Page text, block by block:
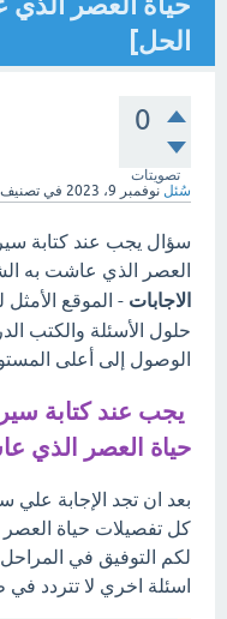
الحل]
0
تصويتات
سُئل نوفمبر 9، 2023 في تصنيف
سؤال يجب عند كتابة
العصر الذي عاشت به
الاجابات - الموقع الأمثل
حلول الأسئلة والكتب
الوصول إلى أعلى
يجب عند كتابة
حياة العصر الذي
بعد ان تجد الإجابة علي
كل تفصيلات حياة
لكم التوفيق في
اسئلة اخري لا تتردد